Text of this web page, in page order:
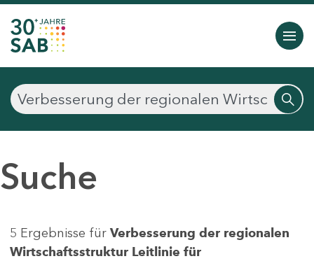
Suche
5 Ergebnisse für Verbesserung der regionalen
Wirtschaftsstruktur Leitlinie für